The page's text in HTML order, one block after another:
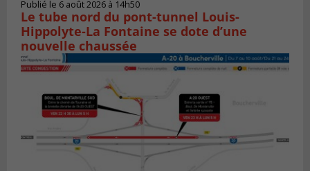
Publié le 6 août 2026 à 14h50
Le tube nord du pont-tunnel Louis-
Hippolyte-La Fontaine se dote d’une
nouvelle chaussée